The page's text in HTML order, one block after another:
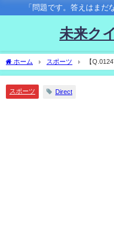
「問題です。答えはま
未来ク
ホーム スポーツ
【
級で最初に戦う相手は？
スポーツ Direct